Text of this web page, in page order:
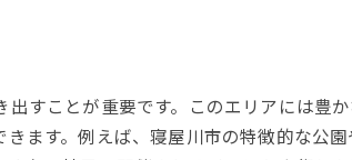
すことが重要です。このエリアには豊
ます。例えば、寝屋川市の特徴的な公